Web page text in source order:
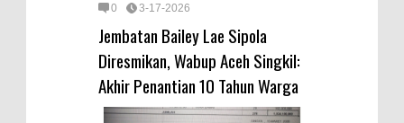
0 3-17-2026
Jembatan Bailey Lae Sipola
Diresmikan, Wabup Aceh Singkil:
Akhir Penantian 10 Tahun Warga